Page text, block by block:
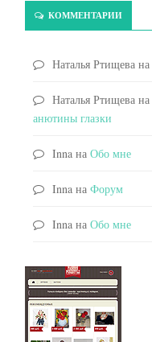
КОММЕНТАРИИ
Наталья Ртищева на
Наталья Ртищева на
анютины глазки
Inna на Обо мне
Inna на Форум
Inna на Обо мне